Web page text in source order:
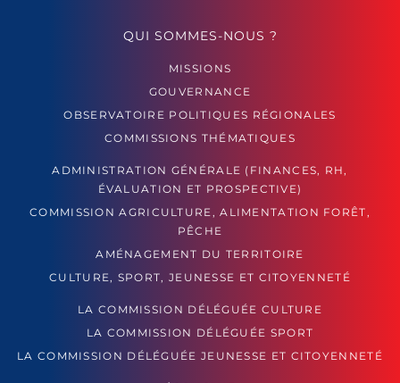
QUI SOMMES-NOUS ?
MISSIONS
GOUVERNANCE
OBSERVATOIRE POLITIQUES RÉGIONALES
COMMISSIONS THÉMATIQUES
ADMINISTRATION GÉNÉRALE (FINANCES, RH,
ÉVALUATION ET PROSPECTIVE)
COMMISSION AGRICULTURE, ALIMENTATION FORÊT,
PÊCHE
AMÉNAGEMENT DU TERRITOIRE
CULTURE, SPORT, JEUNESSE ET CITOYENNETÉ
LA COMMISSION DÉLÉGUÉE CULTURE
LA COMMISSION DÉLÉGUÉE SPORT
LA COMMISSION DÉLÉGUÉE JEUNESSE ET CITOYENNETÉ